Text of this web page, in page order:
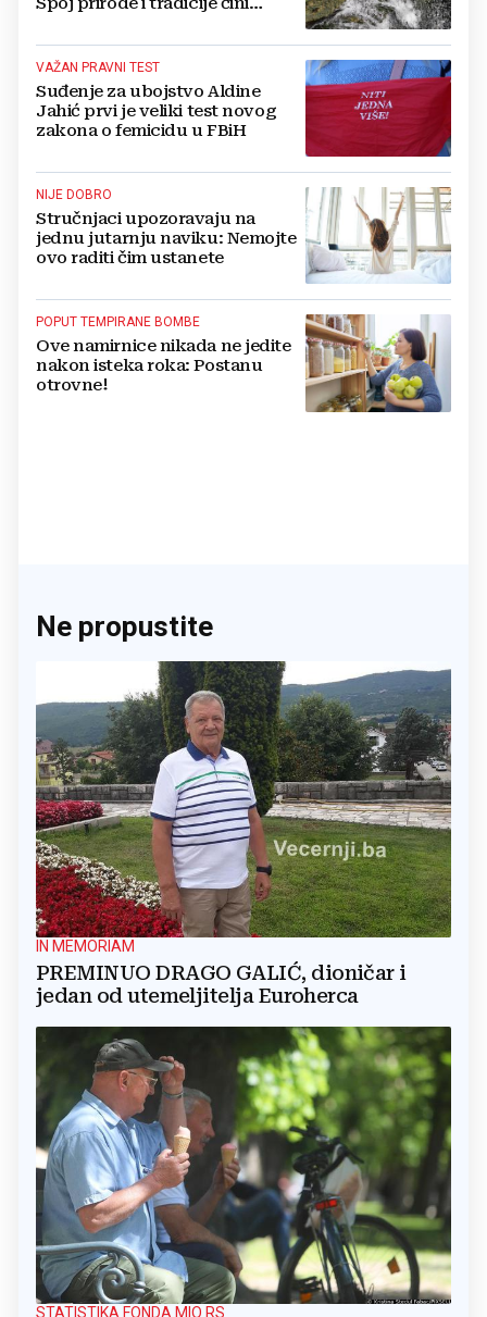
destinacijom
VAŽAN PRAVNI TEST
Suđenje za ubojstvo Aldine
Jahić prvi je veliki test novog
zakona o femicidu u FBiH
NIJE DOBRO
Stručnjaci upozoravaju na
jednu jutarnju naviku: Nemojte
ovo raditi čim ustanete
POPUT TEMPIRANE BOMBE
Ove namirnice nikada ne jedite
nakon isteka roka: Postanu
otrovne!
Ne propustite
IN MEMORIAM
PREMINUO DRAGO GALIĆ, dioničar i
jedan od utemeljitelja Euroherca
STATISTIKA FONDA MIO RS